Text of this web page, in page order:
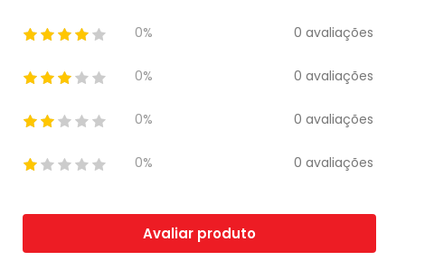
0% 0 avaliações
0% 0 avaliações
0% 0 avaliações
0% 0 avaliações
Avaliar produto